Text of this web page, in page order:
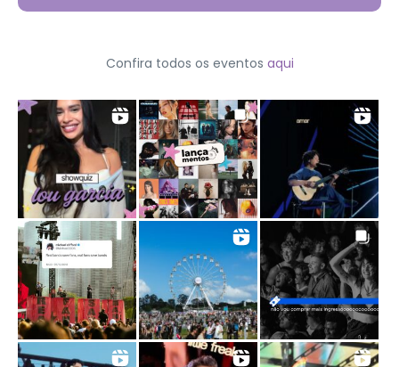
Confira todos os eventos aqui